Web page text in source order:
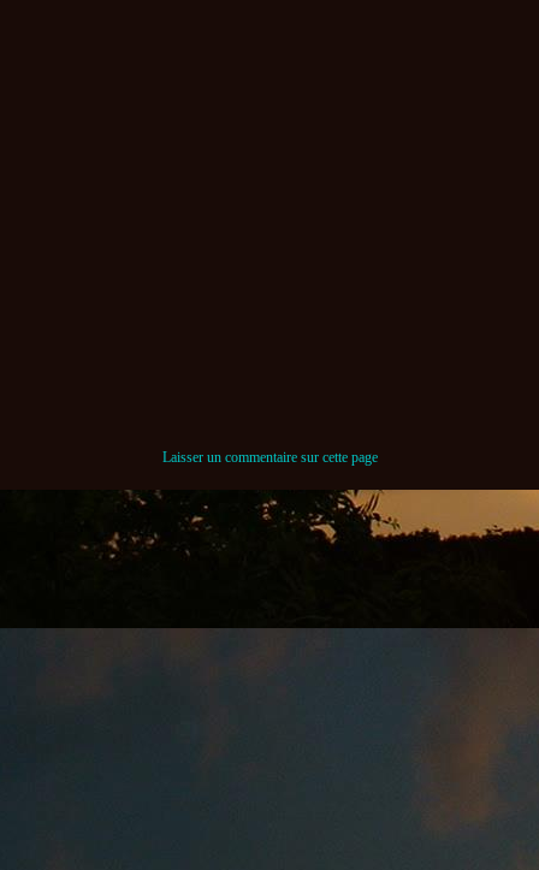
Laisser un commentaire sur cette page